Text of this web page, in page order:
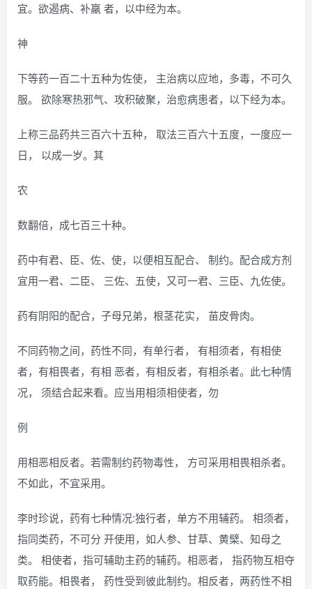
宜。欲遏病、补羸 者，以中经为本。
神
下等药一百二十五种为佐使， 主治病以应地，多毒，不可久
服。 欲除寒热邪气、攻积破聚，治愈病患者，以下经为本。
上称三品药共三百六十五种， 取法三百六十五度，一度应一
日， 以成一岁。其
农
数翻倍，成七百三十种。
药中有君、臣、佐、使，以便相互配合、 制约。配合成方剂
宜用一君、二臣、 三佐、五使，又可一君、三臣、九佐使。
药有阴阳的配合，子母兄弟，根茎花实， 苗皮骨肉。
不同药物之间，药性不同，有单行者， 有相须者，有相使
者，有相畏者，有相 恶者，有相反者，有相杀者。此七种情
况， 须结合起来看。应当用相须相使者，勿
例
用相恶相反者。若需制约药物毒性， 方可采用相畏相杀者。
不如此，不宜采用。
李时珍说，药有七种情况:独行者，单方不用辅药。 相须者，
指同类药，不可分 开使用，如人参、甘草、黄檗、知母之
类。 相使者，指可辅助主药的辅药。相恶者， 指药物互相夺
取药能。相畏者， 药性受到彼此制约。相反者，两药性不相